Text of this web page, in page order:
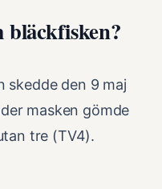
bläckfisken?
skedde den 9 maj
masken gömde
tre (TV4).